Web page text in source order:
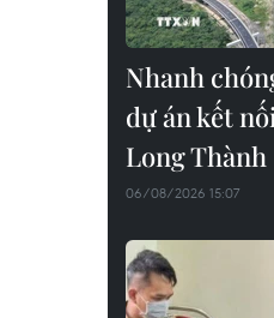
Nhanh
dự án kết
Long Thành
06/08/2026 15:07